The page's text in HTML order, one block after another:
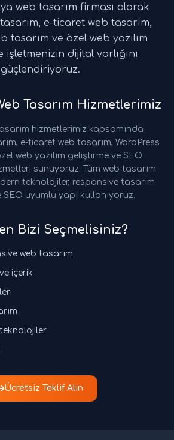
web tasarım firması olarak
e-ticaret web tasarım,
tasarım ve özel web yazılım
işletmenizin dijital varlığını
güçlendiriyoruz.
Tasarım Hizmetlerimiz
hizmetlerimiz kapsamında
e-ticaret web tasarım, WordPress
web yazılım geliştirme ve SEO
sunuyoruz. Tüm web tasarım
teknolojiler, responsive tasarım
SEO uyumlu yapı kullanıyoruz.
Bizi Seçmelisiniz?
web tasarım
içerik
Ücretsiz Teklif Alın